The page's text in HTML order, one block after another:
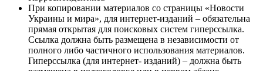
При копировании материалов со страницы «Новости
Украины и мира», для интернет-изданий – обязательна
прямая открытая для поисковых систем гиперссылка.
Ссылка должна быть размещена в независимости от
полного либо частичного использования материалов.
Гиперссылка (для интернет- изданий) – должна быть